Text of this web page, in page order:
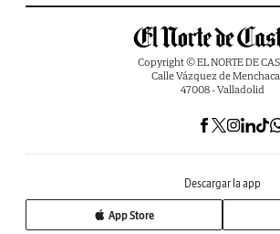
Copyright © EL NORTE DE
Calle Vázquez de
47008 - Valladolid
Descargar la app
App Store